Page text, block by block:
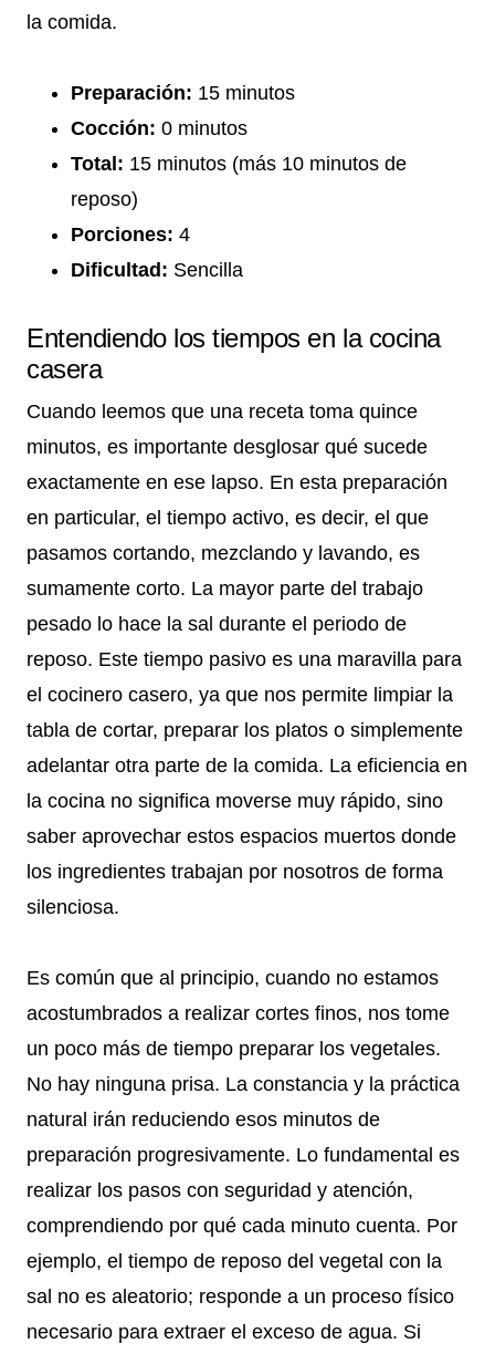
la comida.
Preparación: 15 minutos
Cocción: 0 minutos
Total: 15 minutos (más 10 minutos de
reposo)
Porciones: 4
Dificultad: Sencilla
Entendiendo los tiempos en la cocina
casera
Cuando leemos que una receta toma quince
minutos, es importante desglosar qué sucede
exactamente en ese lapso. En esta preparación
en particular, el tiempo activo, es decir, el que
pasamos cortando, mezclando y lavando, es
sumamente corto. La mayor parte del trabajo
pesado lo hace la sal durante el periodo de
reposo. Este tiempo pasivo es una maravilla para
el cocinero casero, ya que nos permite limpiar la
tabla de cortar, preparar los platos o simplemente
adelantar otra parte de la comida. La eficiencia en
la cocina no significa moverse muy rápido, sino
saber aprovechar estos espacios muertos donde
los ingredientes trabajan por nosotros de forma
silenciosa.
Es común que al principio, cuando no estamos
acostumbrados a realizar cortes finos, nos tome
un poco más de tiempo preparar los vegetales.
No hay ninguna prisa. La constancia y la práctica
natural irán reduciendo esos minutos de
preparación progresivamente. Lo fundamental es
realizar los pasos con seguridad y atención,
comprendiendo por qué cada minuto cuenta. Por
ejemplo, el tiempo de reposo del vegetal con la
sal no es aleatorio; responde a un proceso físico
necesario para extraer el exceso de agua. Si